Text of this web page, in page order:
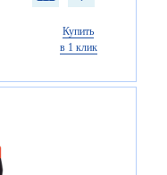
Купить
в 1 клик